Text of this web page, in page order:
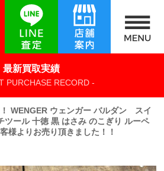
最新買取実績
PURCHASE RECORD -
WENGER ウェンガー バルダン スイ
ツール 十徳 黒 はさみ のこぎり ルーペ
様よりお売り頂きました！！